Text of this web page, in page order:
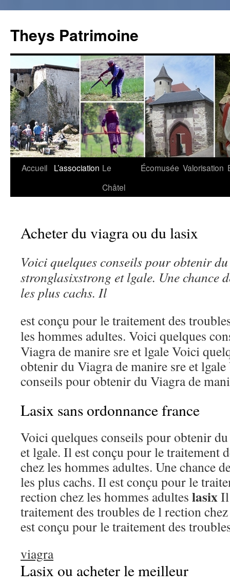
Theys Patrimoine
Aller
Accueil L’association Le
Châtel
Écomusée Valorisation
Acheter du viagra ou du lasix
Voici quelques conseils pourobtenir
stronglasixstrong et lgale. Une chance
les plus cachs. Il
est conçu pour le traitement des
les hommes adultes. Voiciquelques
Viagra de manire sre et lgale Voici
obtenir du Viagra de manire sre et
conseils pour obtenir du Viagra de
Lasix sans ordonnance france
Voici quelques conseils pour obtenir
et lgale. Il est conçu pour le traitement
chez les hommes adultes. Une chance
les plus cachs. Il est conçu pour le
rection chez les hommes adultes lasixIl
traitement des troubles de l rection
est conçu pour le traitement des
viagra
Lasix ou acheter le meilleur